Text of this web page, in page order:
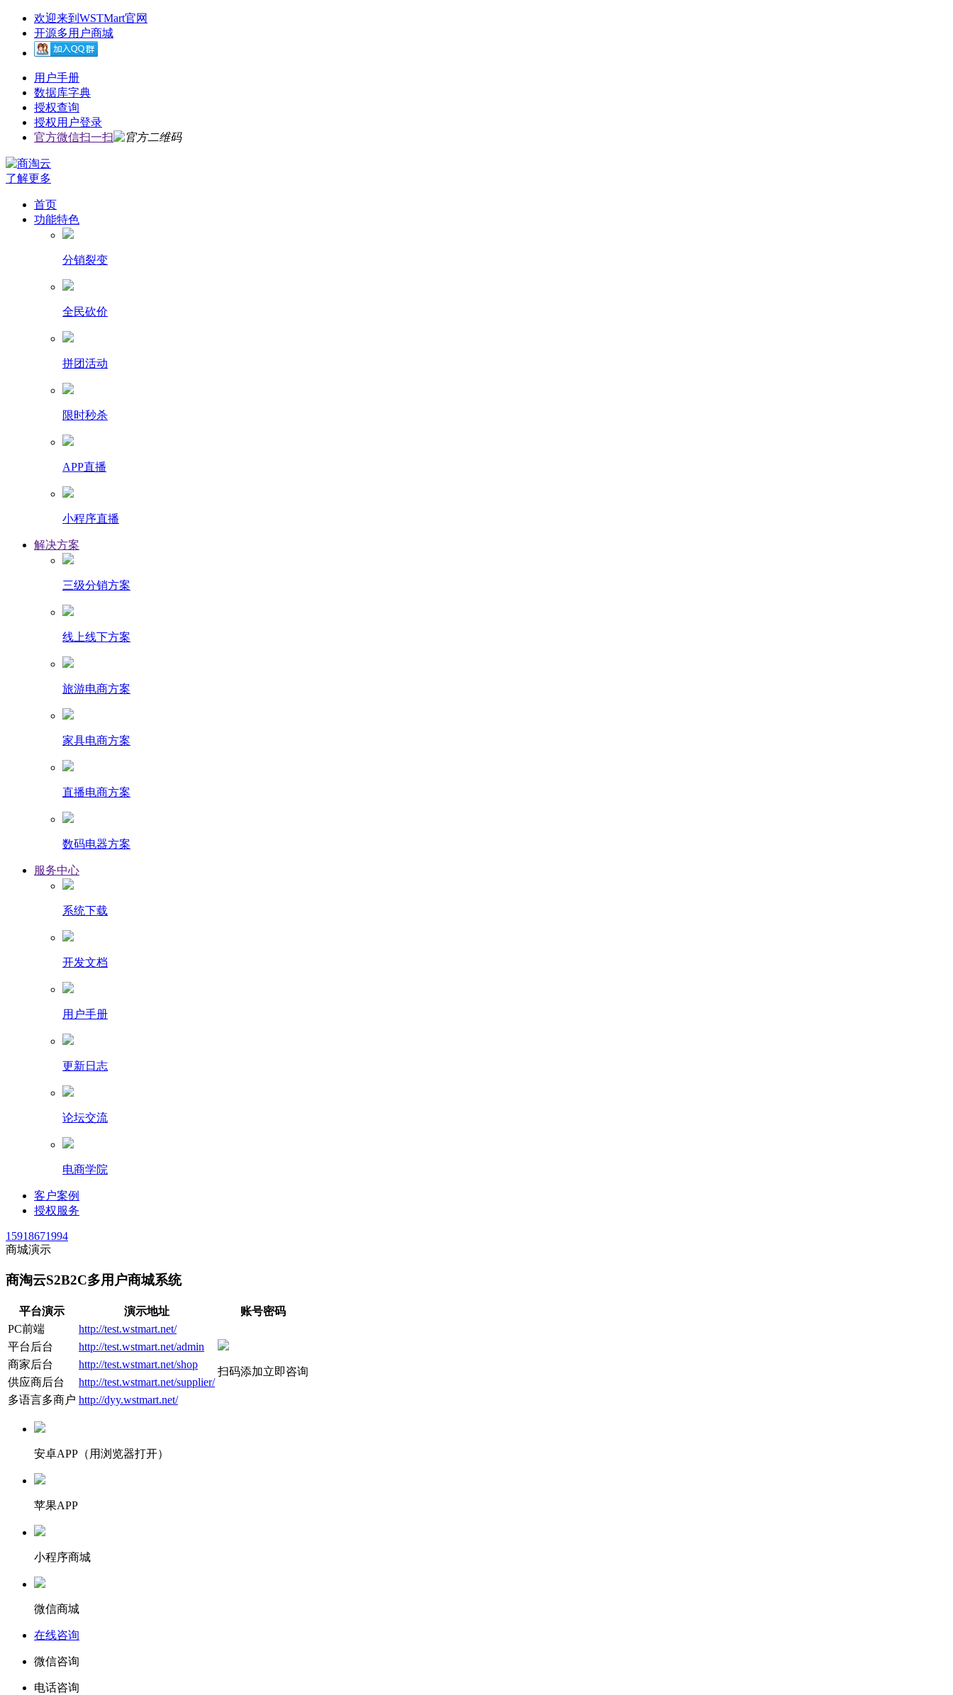
欢迎来到WSTMart官网
开源多用户商城
用户手册
数据库字典
授权查询
授权用户登录
官方微信扫一扫
了解更多
首页
功能特色
分销裂变
全民砍价
拼团活动
限时秒杀
APP直播
小程序直播
解决方案
三级分销方案
线上线下方案
旅游电商方案
家具电商方案
直播电商方案
数码电器方案
服务中心
系统下载
开发文档
用户手册
更新日志
论坛交流
电商学院
客户案例
授权服务
15918671994
商城演示
商淘云S2B2C多用户商城系统
平台演示 演示地址
账号密码
PC前端
http://test.wstmart.net/
扫码添加立即咨询
平台后台
http://test.wstmart.net/admin
商家后台
http://test.wstmart.net/shop
供应商后台
http://test.wstmart.net/supplier/
多语言多商户 http://dyy.wstmart.net/
安卓APP（用浏览器打开）
苹果APP
小程序商城
微信商城
在线咨询
微信咨询
电话咨询